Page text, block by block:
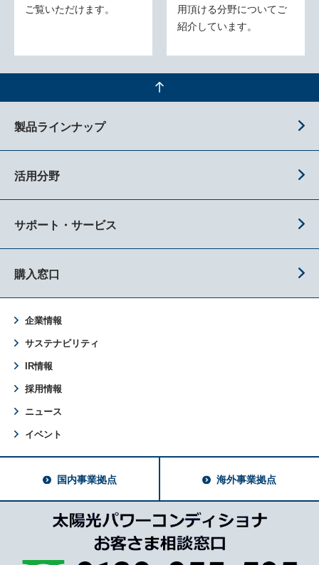
ご覧いただけます。
用頂ける分野についてご
紹介しています。
製品ラインナップ
活用分野
サポート・サービス
購入窓口
企業情報
サステナビリティ
IR情報
採用情報
ニュース
イベント
国内事業拠点 海外事業拠点